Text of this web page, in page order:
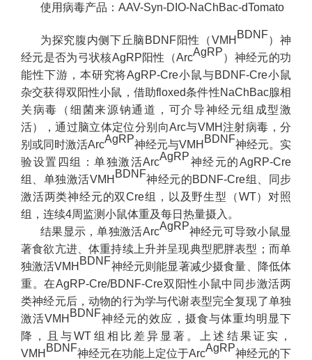
使用病毒产品：AAV-Syn-DIO-NaChBac-dTomato
为探究腹内侧下丘脑BDNF阳性（VMH BDNF）神
经元是否为弓状核AgRP阳性（ArcAgRP）神经元的功
能性下游，本研究将AgRP-Cre小鼠与BDNF-Cre小鼠
杂交获得双阳性小鼠，借助floxed条件性NaChBac腺相
关病毒（细菌来源钠通道，可介导神经元组成型激
活），通过脑立体定位分别向Arc与VMH注射病毒，分
别或同时激活ArcAgRP神经元与VMH BDNF神经元。实
验设置四组：单独激活ArcAgRP神经元的AgRP-Cre
组、单独激活VMH BDNF神经元的BDNF-Cre组、同步
激活两类神经元的双Cre组，以及野生型（WT）对照
组，连续4周监测小鼠体重及每日热量摄入。
结果显示，单独激活ArcAgRP神经元可导致小鼠显
著食欲亢进、体重持续上升并呈现典型肥胖表型；而单
独激活VMH BDNF神经元则能显著减少摄食量、降低体
重。在AgRP-Cre/BDNF-Cre双阳性小鼠中同步激活两
类神经元后，动物的行为学与代谢表型完全复现了单独
激活VMH BDNF神经元的效应，摄食与体重均明显下
降，且与WT组相比差异显著。上述结果证实，
VMH BDNF神经元在功能上定位于ArcAgRP神经元的下